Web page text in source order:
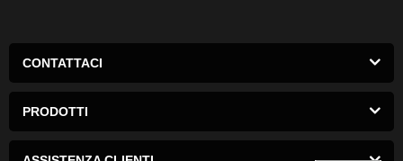
CONTATTACI
PRODOTTI